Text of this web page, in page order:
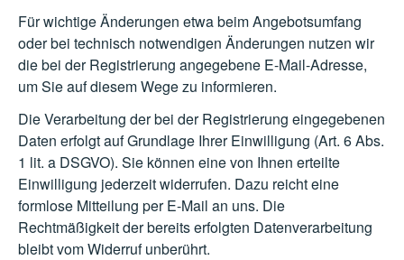
Für wichtige Änderungen etwa beim Angebotsumfang
oder bei technisch notwendigen Änderungen nutzen wir
die bei der Registrierung angegebene E-Mail-Adresse,
um Sie auf diesem Wege zu informieren.
Die Verarbeitung der bei der Registrierung eingegebenen
Daten erfolgt auf Grundlage Ihrer Einwilligung (Art. 6 Abs.
1 lit. a DSGVO). Sie können eine von Ihnen erteilte
Einwilligung jederzeit widerrufen. Dazu reicht eine
formlose Mitteilung per E-Mail an uns. Die
Rechtmäßigkeit der bereits erfolgten Datenverarbeitung
bleibt vom Widerruf unberührt.